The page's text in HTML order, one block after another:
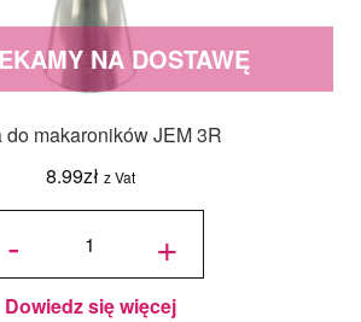
do makaroników JEM 3R
8.99zł z Vat
NA DOSTAWĘ
-
Tylka
JEM 3R +
Dowiedz się więcej